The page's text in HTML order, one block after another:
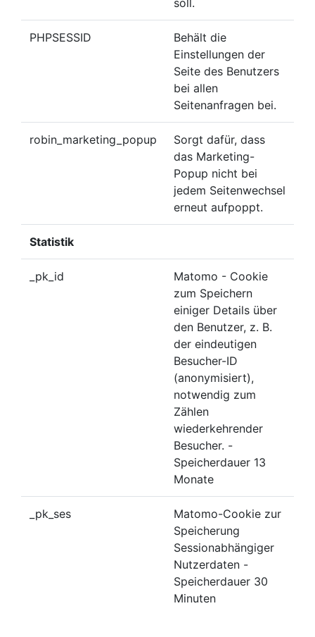
soll.
PHPSESSID
Behält die
Einstellungen der
Seite des Benutzers
bei allen
Seitenanfragen bei.
robin_marketing_popup
Sorgt dafür, dass
das Marketing-
Popup nicht bei
jedem Seitenwechsel
erneut aufpoppt.
Statistik
_pk_id
Matomo - Cookie
zum Speichern
einiger Details über
den Benutzer, z. B.
der eindeutigen
Besucher-ID
(anonymisiert),
notwendig zum
Zählen
wiederkehrender
Besucher. -
Speicherdauer 13
Monate
_pk_ses
Matomo-Cookie zur
Speicherung
Sessionabhängiger
Nutzerdaten -
Speicherdauer 30
Minuten